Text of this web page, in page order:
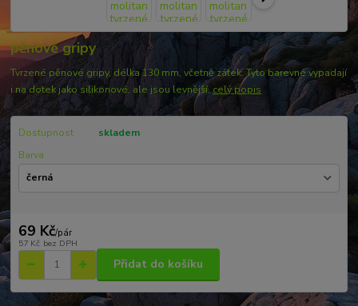
pěnové gripy
Tvrzené pěnové gripy, délka 130 mm, včetně zátek. Tyto barevné vypadají
i na dotek jako silikonové, ale jsou levnější.celý popis
Dostupnost
skladem
Barva
69 Kč/pár
57 Kč bez DPH
Přidat do košíku